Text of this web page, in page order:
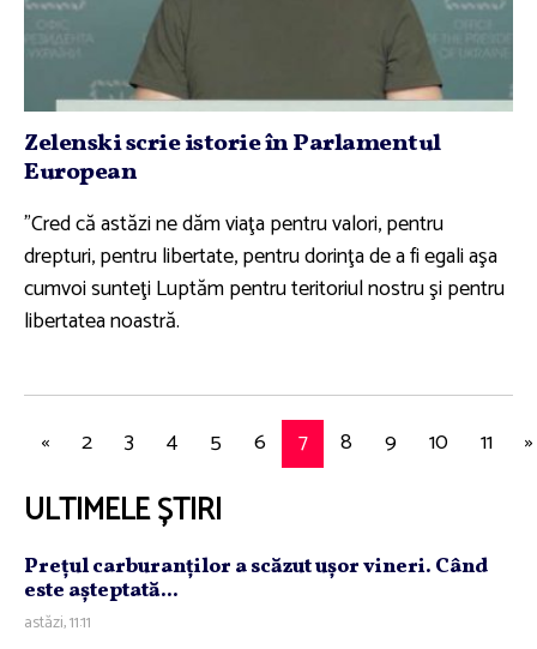
Zelenski scrie istorie în Parlamentul
European
”Cred că astăzi ne dăm viaţa pentru valori, pentru
drepturi, pentru libertate, pentru dorinţa de a fi egali aşa
cumvoi sunteţi Luptăm pentru teritoriul nostru şi pentru
libertatea noastră.
« 2 3 4 5 6 7 8 9 10 11 »
ULTIMELE ȘTIRI
Preţul carburanţilor a scăzut uşor vineri. Când
este aşteptată...
astăzi, 11:11